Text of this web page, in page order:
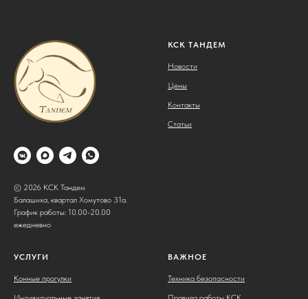
© 2026 КСК Тандем
Балашиха, квартал Хомутово 31а.
График работы: 10.00-20.00
ежедневно
КСК ТАНДЕМ
Новости
Цены
Контакты
Статьи
УСЛУГИ
Конные прогулки
ВАЖНОЕ
Техника безопасности